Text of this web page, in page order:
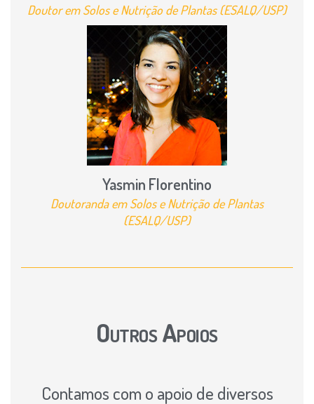
Doutor em Solos e Nutrição de Plantas (ESALQ/USP)
Yasmin Florentino
Doutoranda em Solos e Nutrição de Plantas
(ESALQ/USP)
Outros Apoios
Contamos com o apoio de diversos